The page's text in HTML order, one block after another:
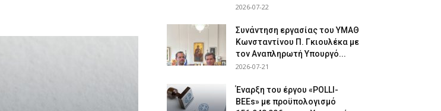
2026-07-22
Συνάντηση εργασίας του ΥΜΑΘ
Κωνσταντίνου Π. Γκιουλέκα με
τον Αναπληρωτή Υπουργό...
2026-07-21
Έναρξη του έργου «POLLI-
BEEs» με προϋπολογισμό